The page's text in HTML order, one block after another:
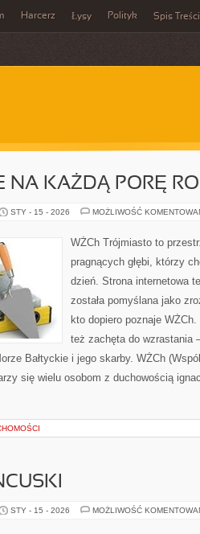
Harcerz Łysy Polityk Spis Treści
NA KAŻDĄ PORĘ
STY - 15 - 2026 MOŻLIWOŚĆ
WŻCh Trójmiasto to
pragnących głębi, którzy
dzień. Strona internetowa
została pomyślana jako
kto dopiero poznaje
też zachęta do wzrastania
Bałtyckie i jego skarby. WŻCh
się wielu osobom z duchowością
STY - 15 - 2026 MOŻLIWOŚĆ